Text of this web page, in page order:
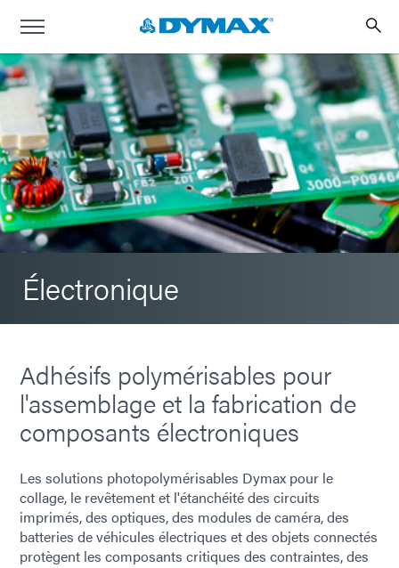
Électronique
Adhésifs polymérisables pour
l'assemblage et la fabrication de
composants électroniques
Les solutions photopolymérisables Dymax pour le
collage, le revêtement et l'étanchéité des circuits
imprimés, des optiques, des modules de caméra, des
batteries de véhicules électriques et des objets connectés
protègent les composants critiques des contraintes, des